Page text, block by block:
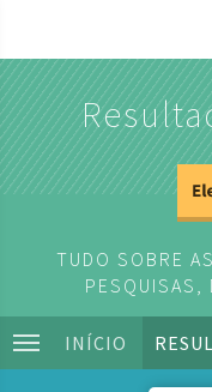
TUDO SOBRE
PESQUISAS,
INÍCIO